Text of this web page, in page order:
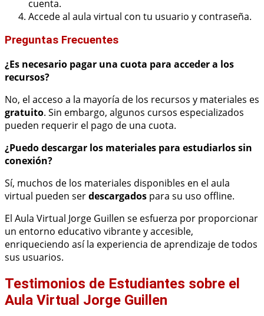
cuenta.
Accede al aula virtual con tu usuario y contraseña.
Preguntas Frecuentes
¿Es necesario pagar una cuota para acceder a los
recursos?
No, el acceso a la mayoría de los recursos y materiales es
gratuito. Sin embargo, algunos cursos especializados
pueden requerir el pago de una cuota.
¿Puedo descargar los materiales para estudiarlos sin
conexión?
Sí, muchos de los materiales disponibles en el aula
virtual pueden serdescargados para su uso offline.
El Aula Virtual Jorge Guillen se esfuerza por proporcionar
un entorno educativo vibrante y accesible,
enriqueciendo así la experiencia de aprendizaje de todos
sus usuarios.
Testimonios de Estudiantes sobre el
Aula Virtual Jorge Guillen